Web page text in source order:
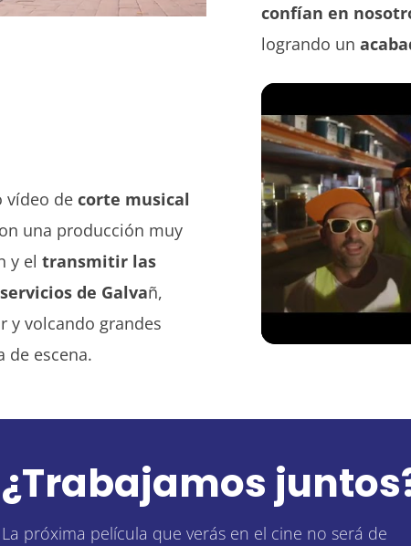
confían en
logrando un
vídeo decorte musical
una producción muy
y eltransmitir las
de Galvañ,
y volcando grandes
de escena.
¿Trabajamos
La próxima película que verás en el cine no será de